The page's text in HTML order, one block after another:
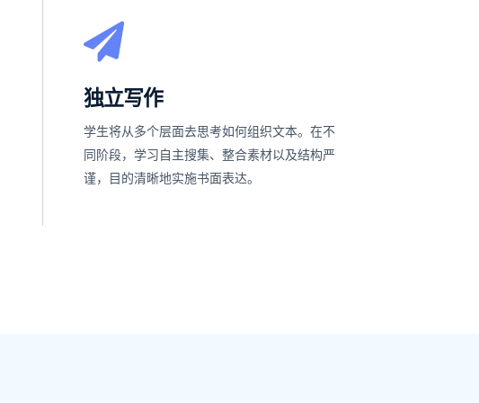
独立写作
学生将从多个层面去思考如何组织文本。在不
同阶段，学习自主搜集、整合素材以及结构严
谨，目的清晰地实施书面表达。